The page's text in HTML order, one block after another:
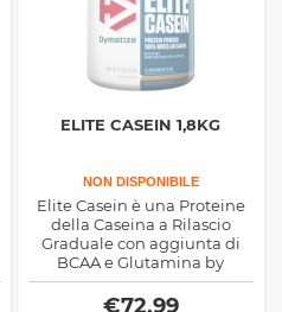
ELITE CASEIN 1,8KG
NON DISPONIBILE
Elite Casein è una Proteine
della Caseina a Rilascio
Graduale con aggiunta di
BCAA e Glutamina by
Dymatize
€72,99